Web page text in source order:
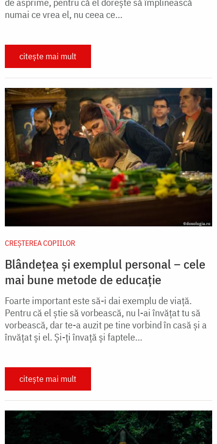
numai ce vrea el, nu ceea ce...
citește mai mult
CREŞTEREA COPIILOR
Blândețea și exemplul personal – cele
mai bune metode de educație
Foarte important este să-i dai exemplu de viaţă.
Pentru că el ştie să vorbească, nu l-ai învăţat tu să
vorbească, dar te-a auzit pe tine vorbind în casă şi a
învăţat şi el. Şi-ţi învaţă şi faptele...
citește mai mult